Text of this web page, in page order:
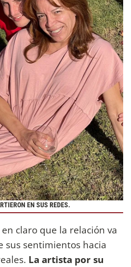
EN SUS REDES.
claro que la relación va
sus sentimientos hacia
La artista por su